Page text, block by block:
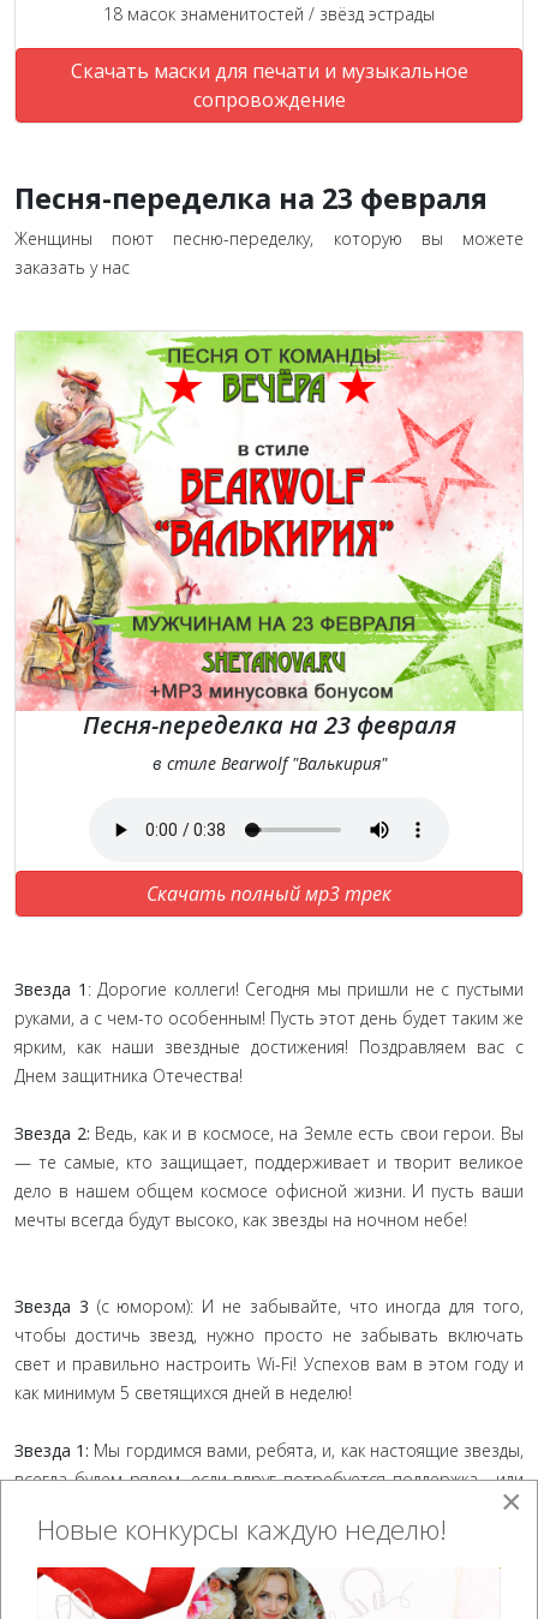
18 масок знаменитостей / звёзд эстрады
Скачать маски для печати и музыкальное
сопровождение
Песня-переделка на 23 февраля
Женщины поют песню-переделку, которую вы можете
заказать у нас
Песня-переделка на 23 февраля
в стиле Bearwolf "Валькирия"
Скачать полный мр3 трек
Звезда 1 : Дорогие коллеги! Сегодня мы пришли не с пустыми
руками, а с чем-то особенным! Пусть этот день будет таким же
ярким, как наши звездные достижения! Поздравляем вас с
Днем защитника Отечества!
Звезда 2: Ведь, как и в космосе, на Земле есть свои герои. Вы
— те самые, кто защищает, поддерживает и творит великое
дело в нашем общем космосе офисной жизни. И пусть ваши
мечты всегда будут высоко, как звезды на ночном небе!
Звезда 3 (с юмором): И не забывайте, что иногда для того,
чтобы достичь звезд, нужно просто не забывать включать
свет и правильно настроить Wi-Fi! Успехов вам в этом году и
как минимум 5 светящихся дней в неделю!
Звезда 1: Мы гордимся вами, ребята, и, как настоящие звезды,
всегда будем рядом, если вдруг потребуется поддержка... или
Звезда 2(поднимает стакан): За вас, наши защитники и герои!
Пусть в этот день сбудется все, о чем вы мечтаете, и пусть
×
Новые конкурсы каждую неделю!